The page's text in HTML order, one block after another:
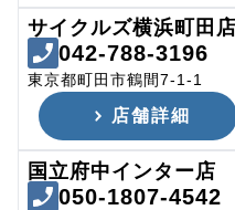
サイクルズ横浜町田店
042-788-3196
東京都町田市鶴間7-1-1
店舗詳細
国立府中インター店
050-1807-4542